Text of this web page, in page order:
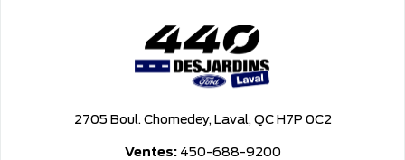
2705 Boul. Chomedey, Laval, QC H7P 0C2
Ventes: 450-688-9200